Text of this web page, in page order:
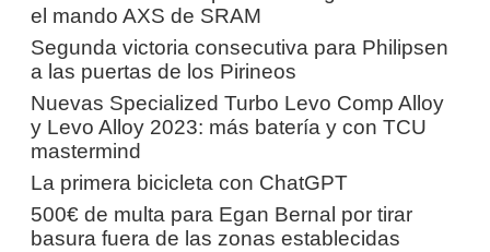
el mando AXS de SRAM
Segunda victoria consecutiva para Philipsen
a las puertas de los Pirineos
Nuevas Specialized Turbo Levo Comp Alloy
y Levo Alloy 2023: más batería y con TCU
mastermind
La primera bicicleta con ChatGPT
500€ de multa para Egan Bernal por tirar
basura fuera de las zonas establecidas